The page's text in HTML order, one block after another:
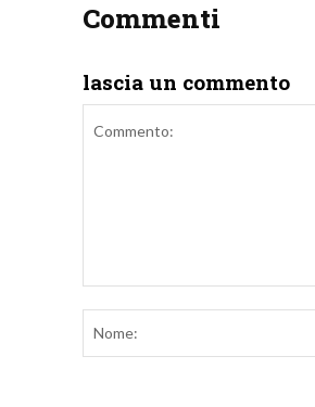
Commenti
lascia un commento